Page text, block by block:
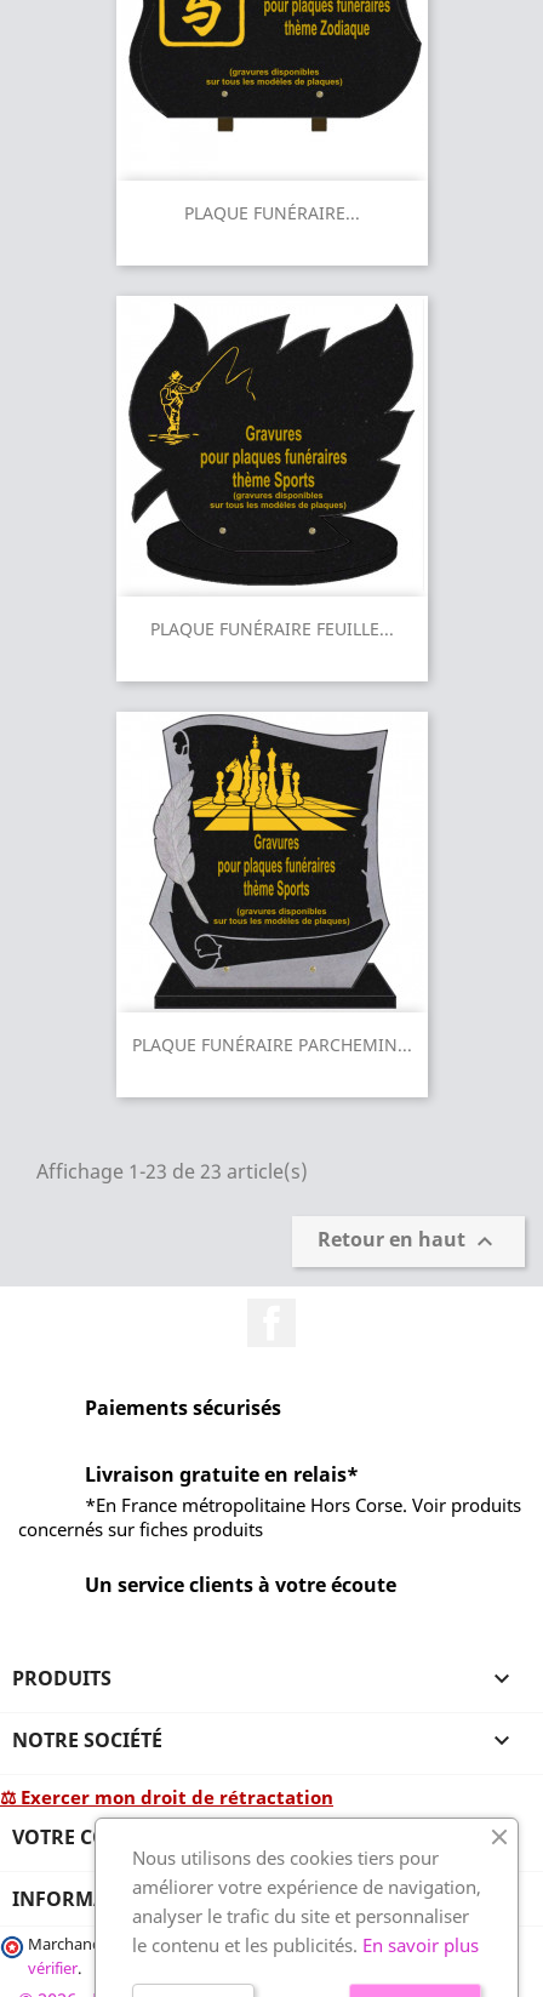
PLAQUE FUNÉRAIRE...
PLAQUE FUNÉRAIRE FEUILLE...
PLAQUE FUNÉRAIRE PARCHEMIN...
Affichage 1-23 de 23 article(s)
Retour en haut 
Paiements sécurisés
Livraison gratuite en relais*
*En France métropolitaine Hors Corse. Voir produits
concernés sur fiches produits
Un service clients à votre écoute
PRODUITS 
NOTRE SOCIÉTÉ 
⚖ Exercer mon droit de rétractation
VOTRE COMPTE 
INFORMATIONS
Marchand approuvé par la Société des Avis Garantis,cliquez ici pour
vérifier.
Nous utilisons des cookies tiers pour
améliorer votre expérience de navigation,
analyser le trafic du site et personnaliser
le contenu et les publicités. En savoir plus